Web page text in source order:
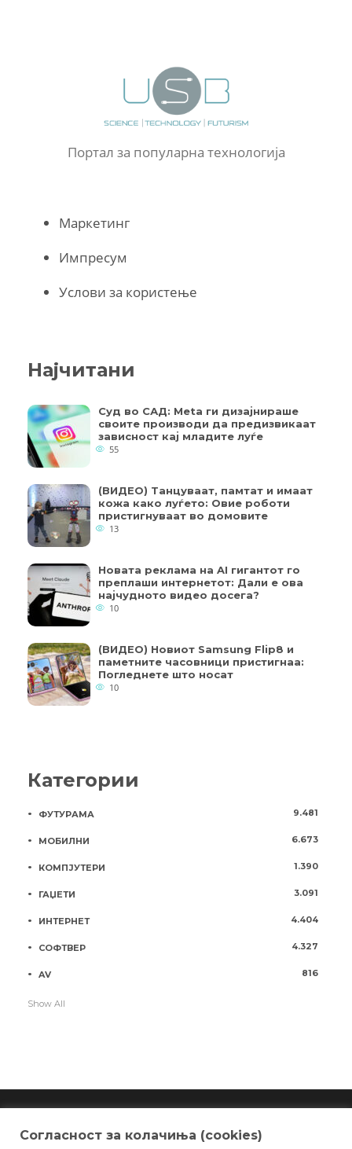
Портал за популарна технологија
Маркетинг
Импресум
Услови за користење
Најчитани
Суд во САД: Meta ги дизајнираше
своите производи да предизвикаат
зависност кај младите луѓе
55
(ВИДЕО) Танцуваат, памтат и имаат
кожа како луѓето: Овие роботи
пристигнуваат во домовите
13
Новата реклама на AI гигантот го
преплаши интернетот: Дали е ова
најчудното видео досега?
10
(ВИДЕО) Новиот Samsung Flip8 и
паметните часовници пристигнаа:
Погледнете што носат
10
Категории
ФУТУРАМА 9.481
МОБИЛНИ 6.673
КОМПЈУТЕРИ 1.390
ГАЏЕТИ 3.091
ИНТЕРНЕТ 4.404
СОФТВЕР 4.327
AV 816
Show All
Согласност за колачиња (cookies)